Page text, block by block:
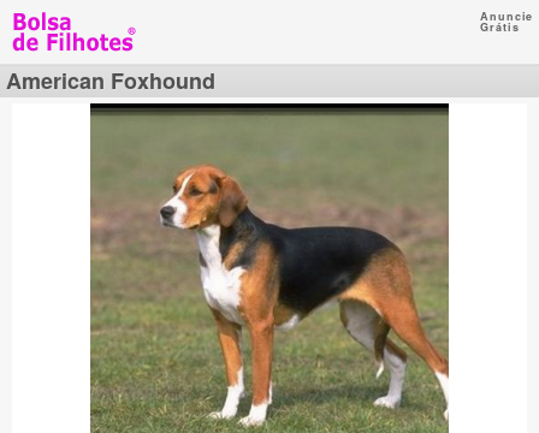
Anuncie
Grátis
American Foxhound